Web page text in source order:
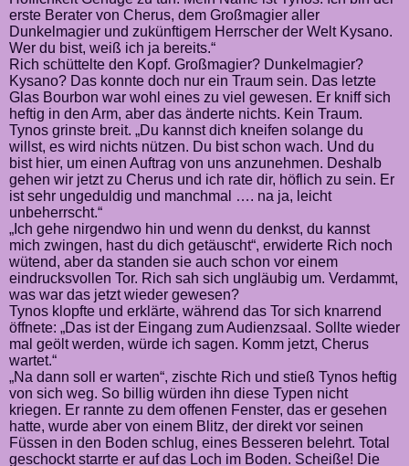
erste Berater von Cherus, dem Großmagier aller
Dunkelmagier und zukünftigem Herrscher der Welt Kysano.
Wer du bist, weiß ich ja bereits.“
Rich schüttelte den Kopf. Großmagier? Dunkelmagier?
Kysano? Das konnte doch nur ein Traum sein. Das letzte
Glas Bourbon war wohl eines zu viel gewesen. Er kniff sich
heftig in den Arm, aber das änderte nichts. Kein Traum.
Tynos grinste breit. „Du kannst dich kneifen solange du
willst, es wird nichts nützen. Du bist schon wach. Und du
bist hier, um einen Auftrag von uns anzunehmen. Deshalb
gehen wir jetzt zu Cherus und ich rate dir, höflich zu sein. Er
ist sehr ungeduldig und manchmal …. na ja, leicht
unbeherrscht.“
„Ich gehe nirgendwo hin und wenn du denkst, du kannst
mich zwingen, hast du dich getäuscht“, erwiderte Rich noch
wütend, aber da standen sie auch schon vor einem
eindrucksvollen Tor. Rich sah sich ungläubig um. Verdammt,
was war das jetzt wieder gewesen?
Tynos klopfte und erklärte, während das Tor sich knarrend
öffnete: „Das ist der Eingang zum Audienzsaal. Sollte wieder
mal geölt werden, würde ich sagen. Komm jetzt, Cherus
wartet.“
„Na dann soll er warten“, zischte Rich und stieß Tynos heftig
von sich weg. So billig würden ihn diese Typen nicht
kriegen. Er rannte zu dem offenen Fenster, das er gesehen
hatte, wurde aber von einem Blitz, der direkt vor seinen
Füssen in den Boden schlug, eines Besseren belehrt. Total
geschockt starrte er auf das Loch im Boden. Scheiße! Die